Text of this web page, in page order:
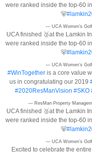
were ranked inside the top-60
🐻
— UCA Women’s
UCA finished 🥉at the Lamkin
were ranked inside the top-60
🐻
— UCA Women’s
#WinTogetheris a core value
us in congratulating our 2019
#2020ResManVision #SKO
— ResMan Property
UCA finished 🥉at the Lamkin
were ranked inside the top-60
🐻
— UCA Women’s
Excited to celebrate the